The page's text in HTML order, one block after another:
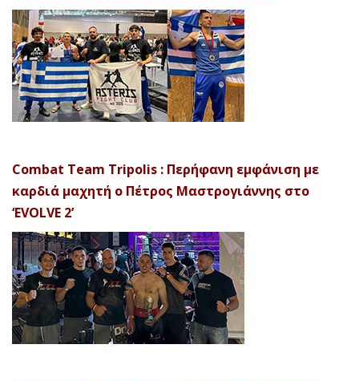
Combat Team Tripolis : Περήφανη εμφάνιση με
καρδιά μαχητή ο Πέτρος Μαστρογιάννης στο
‘EVOLVE 2’